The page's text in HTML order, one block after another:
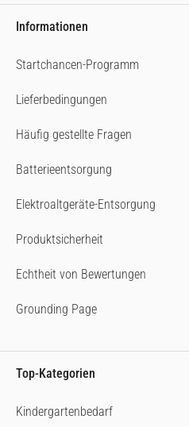
Informationen
Startchancen-Programm
Lieferbedingungen
Häufig gestellte Fragen
Batterieentsorgung
Elektroaltgeräte-Entsorgung
Produktsicherheit
Echtheit von Bewertungen
Grounding Page
Top-Kategorien
Kindergartenbedarf